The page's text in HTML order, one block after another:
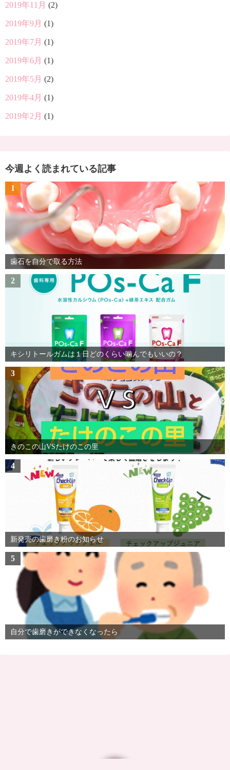
2019年11月 (2)
2019年9月 (1)
2019年7月 (1)
2019年6月 (1)
2019年5月 (2)
2019年4月 (1)
2019年2月 (1)
今週よく読まれている記事
1
歯石を自分で取る方法
2
キシリトールガムは１日どのくらい噛んでもいいの？
3
きのこの山VSたけのこの里
4
新発売の歯磨き粉のお知らせ
5
自分で歯磨きができなくなったら